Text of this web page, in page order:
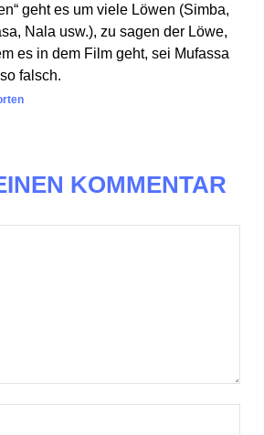
geht es um viele Löwen (Simba,
Nala usw.), zu sagen der Löwe,
es in dem Film geht, sei Mufassa
falsch.
KOMMENTAR